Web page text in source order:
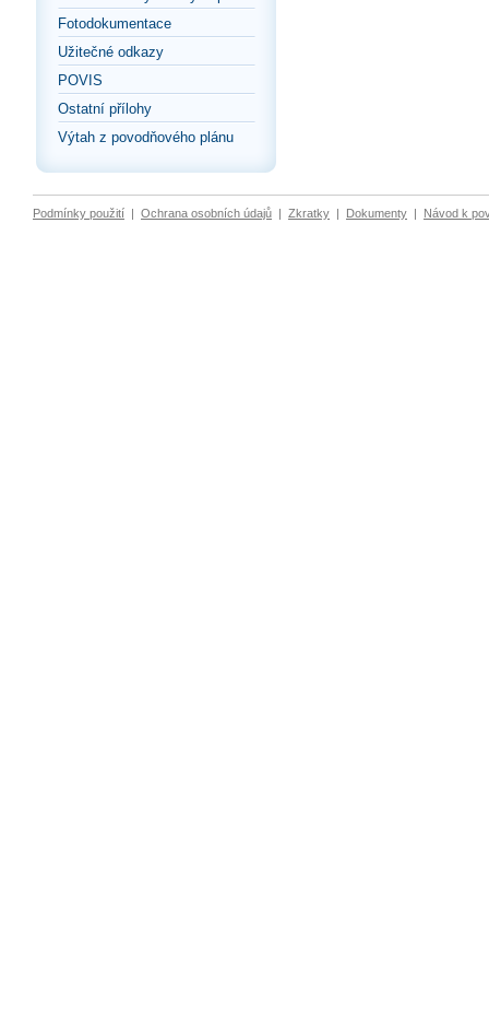
Fotodokumentace
Užitečné odkazy
POVIS
Ostatní přílohy
Výtah z povodňového plánu
Podmínky použití | Ochrana osobních údajů | Zkratky | Dokumenty | Návod k